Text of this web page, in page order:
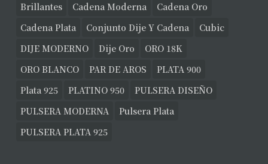
Brillantes
Cadena Moderna
Cadena Oro
Cadena Plata
Conjunto Dije Y Cadena
Cubic
DIJE MODERNO
Dije Oro
ORO 18K
ORO BLANCO
PAR DE AROS
PLATA 900
Plata 925
PLATINO 950
PULSERA DISEÑO
PULSERA MODERNA
Pulsera Plata
PULSERA PLATA 925